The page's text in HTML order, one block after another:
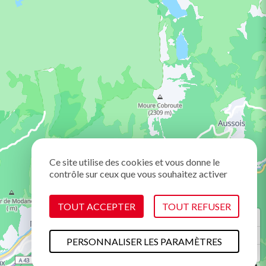
Ce site utilise des cookies et vous donne le
contrôle sur ceux que vous souhaitez activer
TOUT ACCEPTER TOUT REFUSER
PERSONNALISER LES PARAMÈTRES